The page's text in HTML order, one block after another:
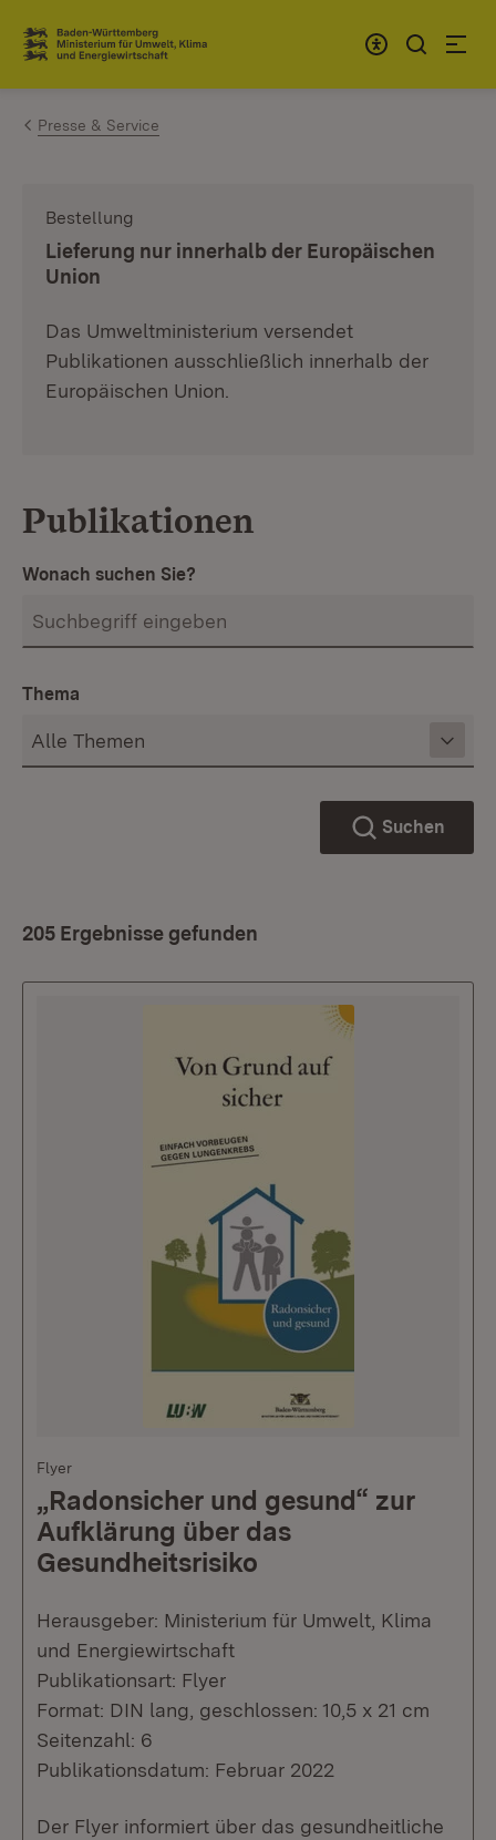
Zum Inhalt springen
Link zur Startseite
Presse & Service
Bestellung
Lieferung nur innerhalb der Europäischen
Union
Das Umweltministerium versendet
Publikationen ausschließlich innerhalb der
Europäischen Union.
Publikationen
Wonach suchen Sie?
Thema
Suchen
205 Ergebnisse gefunden
Flyer
„Radonsicher und gesund“ zur
Aufklärung über das
Gesundheitsrisiko
Herausgeber: Ministerium für Umwelt, Klima
und Energiewirtschaft
Publikationsart: Flyer
Format: DIN lang, geschlossen: 10,5 x 21 cm
Seitenzahl: 6
Publikationsdatum: Februar 2022
Der Flyer informiert über das gesundheitliche